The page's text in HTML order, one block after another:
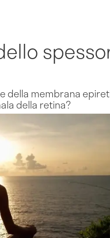
della membrana
della retina?